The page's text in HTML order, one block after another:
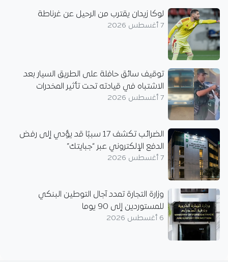
لوكا زيدان يقترب من الرحيل عن غرناطة
7 أغسطس 2026
توقيف سائق حافلة على الطريق السيار بعد
الاشتباه في قيادته تحت تأثير المخدرات
7 أغسطس 2026
الضرائب تكشف 17 سببًا قد يؤدي إلى رفض
الدفع الإلكتروني عبر “جبايتك”
7 أغسطس 2026
وزارة التجارة تمدد آجال التوطين البنكي
للمستوردين إلى 90 يوما
6 أغسطس 2026